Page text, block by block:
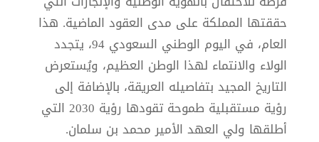
حققتها المملكة على مدى العقود الماضية. هذا
العام، في اليوم الوطني السعودي 94، يتجدد
الولاء والانتماء لهذا الوطن العظيم، ويُستعرض
التاريخ المجيد بتفاصيله العريقة، بالإضافة إلى
رؤية مستقبلية طموحة تقودها رؤية 2030 التي
أطلقها ولي العهد الأمير محمد بن سلمان.